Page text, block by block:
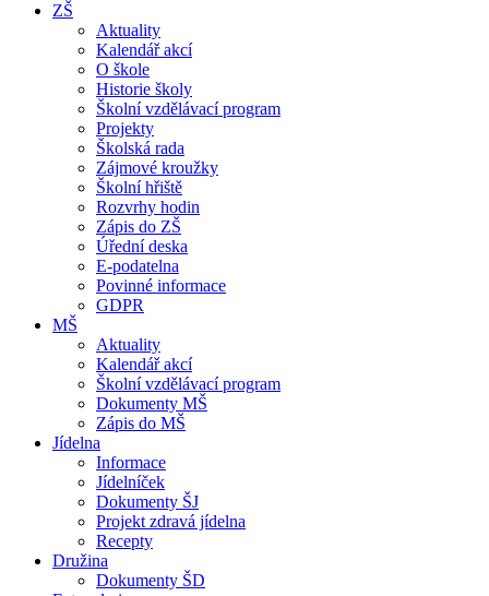
ZŠ
Aktuality
Kalendář akcí
O škole
Historie školy
Školní vzdělávací program
Projekty
Školská rada
Zájmové kroužky
Školní hřiště
Rozvrhy hodin
Zápis do ZŠ
Úřední deska
E-podatelna
Povinné informace
GDPR
MŠ
Aktuality
Kalendář akcí
Školní vzdělávací program
Dokumenty MŠ
Zápis do MŠ
Jídelna
Informace
Jídelníček
Dokumenty ŠJ
Projekt zdravá jídelna
Recepty
Družina
Dokumenty ŠD